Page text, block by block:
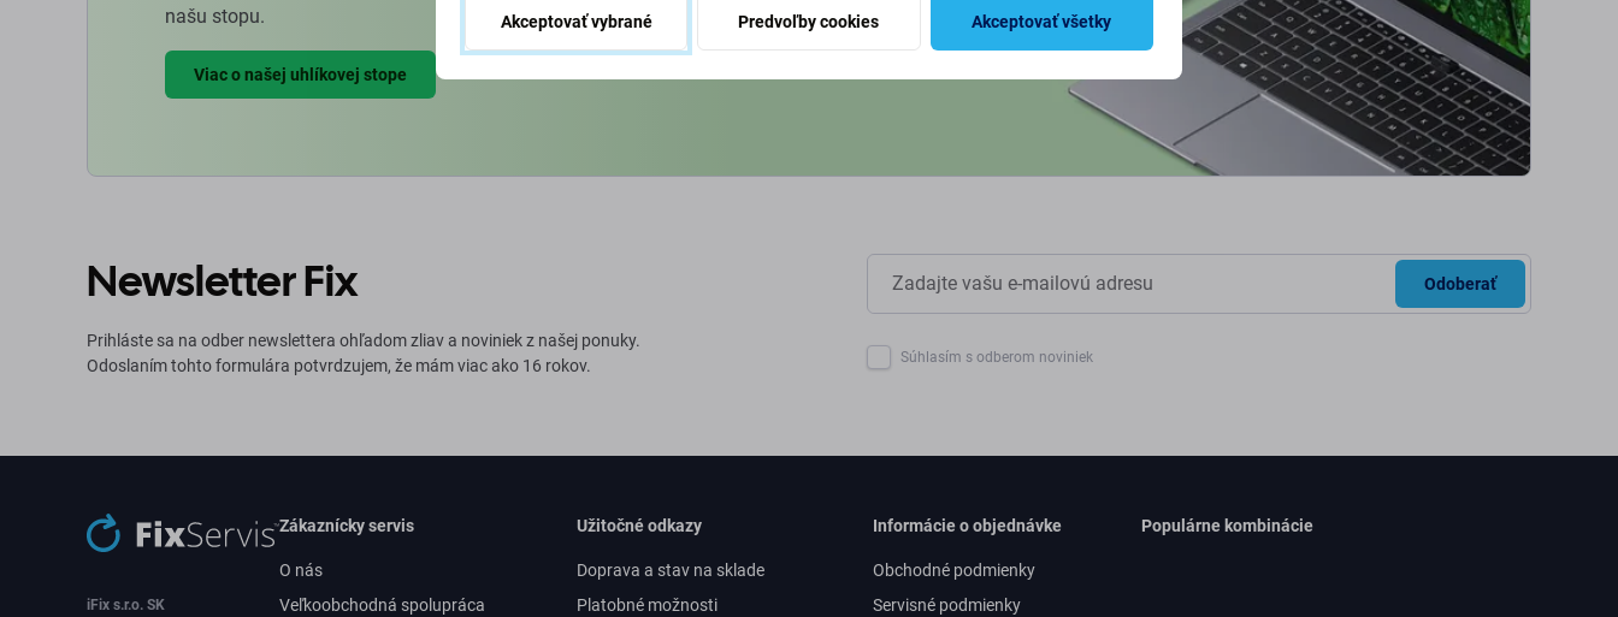
našu stopu.
Viac o našej uhlíkovej stope
Newsletter Fix
Prihláste sa na odber newslettera ohľadom zliav a noviniek z našej ponuky.
Odoslaním tohto formulára potvrdzujem, že mám viac ako 16 rokov.
Odoberať
Súhlasím s odberom noviniek
iFix s.r.o. SK
Zákaznícky servis
O nás
Veľkoobchodná spolupráca
Užitočné odkazy
Doprava a stav na sklade
Platobné možnosti
Informácie o objednávke
Obchodné podmienky
Servisné podmienky
Populárne kombinácie
Akceptovať vybrané Predvoľby cookies Akceptovať všetky